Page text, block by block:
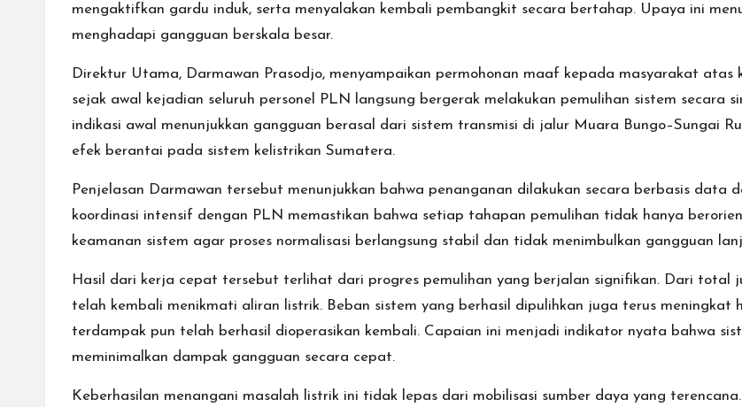
mengaktifkan gardu induk, serta menyalakan kembali pembangkit secara bertahap. Upaya ini
menghadapi gangguan berskala besar.
Direktur Utama, Darmawan Prasodjo, menyampaikan permohonan maaf kepada masyarakat
sejak awal kejadian seluruh personel PLN langsung bergerak melakukan pemulihan sistem
indikasi awal menunjukkan gangguan berasal dari sistem transmisi di jalur Muara Bungo–Sungai
efek berantai pada sistem kelistrikan Sumatera.
Penjelasan Darmawan tersebut menunjukkan bahwa penanganan dilakukan secara berbasis data
koordinasi intensif dengan PLN memastikan bahwa setiap tahapan pemulihan tidak hanya
keamanan sistem agar proses normalisasi berlangsung stabil dan tidak menimbulkan gangguan
Hasil dari kerja cepat tersebut terlihat dari progres pemulihan yang berjalan signifikan. Dari total
telah kembali menikmati aliran listrik. Beban sistem yang berhasil dipulihkan juga terus meningkat
terdampak pun telah berhasil dioperasikan kembali. Capaian ini menjadi indikator nyata bahwa
meminimalkan dampak gangguan secara cepat.
Keberhasilan menangani masalah listrik ini tidak lepas dari mobilisasi sumber daya yang